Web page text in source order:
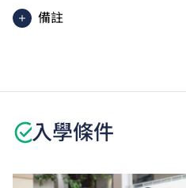
備註
何課程、修正課程名稱、
入學條件